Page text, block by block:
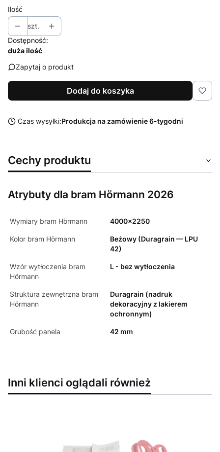
Ilość
szt.
Dostępność:
duża ilość
Zapytaj o produkt
Dodaj do koszyka
Czas wysyłki:Produkcja na zamówienie 6-tygodni
Cechy produktu
Atrybuty dla bram Hörmann 2026
Wymiary bram Hörmann 4000x2250
Kolor bram Hörmann
Beżowy (Duragrain — LPU
42)
Wzór wytłoczenia bram
Hörmann
L - bez wytłoczenia
Struktura zewnętrzna bram
Hörmann
Duragrain (nadruk
dekoracyjny z lakierem
ochronnym)
Grubość panela 42 mm
Inni klienci oglądali również